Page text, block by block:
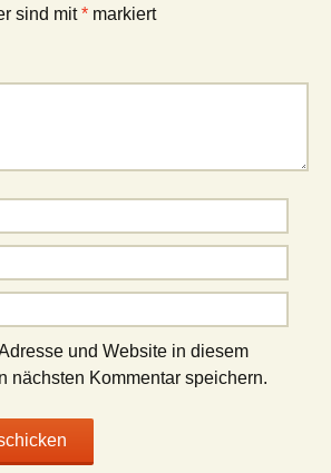
sind mit* markiert
und Website in diesem
nächsten Kommentar speichern.